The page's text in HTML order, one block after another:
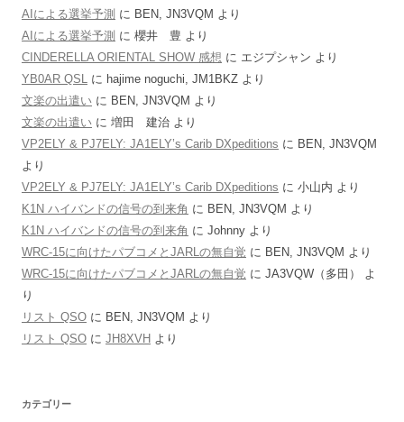
AIによる選挙予測 に BEN, JN3VQM より
AIによる選挙予測 に 櫻井 豊 より
CINDERELLA ORIENTAL SHOW 感想 に エジプシャン より
YB0AR QSL に hajime noguchi, JM1BKZ より
文楽の出遣い に BEN, JN3VQM より
文楽の出遣い に 増田 建治 より
VP2ELY & PJ7ELY: JA1ELY’s Carib DXpeditions に BEN, JN3VQM
より
VP2ELY & PJ7ELY: JA1ELY’s Carib DXpeditions に 小山内 より
K1N ハイバンドの信号の到来角 に BEN, JN3VQM より
K1N ハイバンドの信号の到来角 に Johnny より
WRC-15に向けたパブコメとJARLの無自覚 に BEN, JN3VQM より
WRC-15に向けたパブコメとJARLの無自覚 に JA3VQW（多田）
よ
り
リスト QSO に BEN, JN3VQM より
リスト QSO に JH8XVH より
カテゴリー